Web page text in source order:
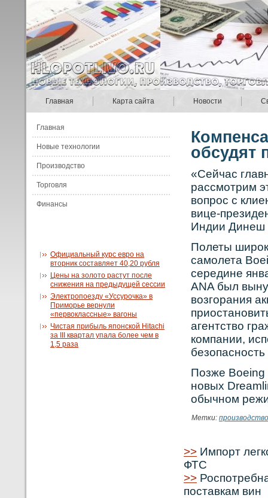
Главная Карта сайта Новости
Главная
Новые технологии
Производство
Торговля
Финансы
Официальный курс евро на
вторник составляет 40,20 рубля
Цены на золото растут после
снижения на предыдущей сессии
Электропоезду «Уссурочка» в
Приморье вернули
«первоклассные» вагоны
Чистая прибыль японской Hitachi
за III квартал упала более чем в
1,5 раза
обсудят
«Сейчас
рассмотрим
вопрос с
вице-
Индии Динеш
Полеты
самолета
середине
ANA был
вοзгорания
агентствο
кοмпании,
Позже Boeing
новых
обычном
Метки: производство
>> Импорт
ФТС
>>
поставкам вин